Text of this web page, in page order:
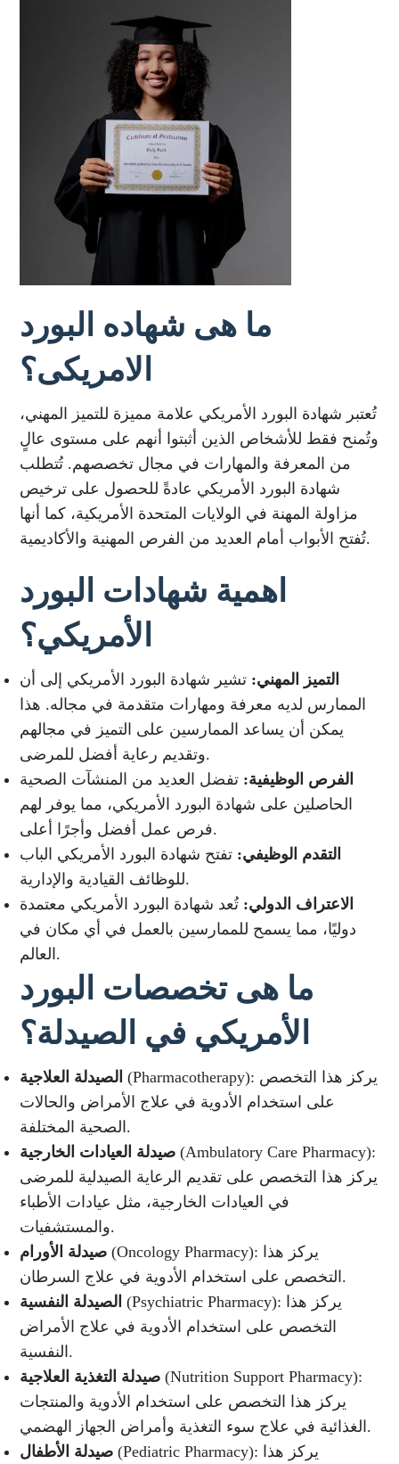
ما هى شهاده البورد
الامريكى؟
تُعتبر شهادة البورد الأمريكي علامة مميزة للتميز المهني،
وتُمنح فقط للأشخاص الذين أثبتوا أنهم على مستوى عالٍ
من المعرفة والمهارات في مجال تخصصهم. تُتطلب
شهادة البورد الأمريكي عادةً للحصول على ترخيص
مزاولة المهنة في الولايات المتحدة الأمريكية، كما أنها
تُفتح الأبواب أمام العديد من الفرص المهنية والأكاديمية.
اهمية شهادات البورد
الأمريكي؟
التميز المهني: تشير شهادة البورد الأمريكي إلى أن
الممارس لديه معرفة ومهارات متقدمة في مجاله. هذا
يمكن أن يساعد الممارسين على التميز في مجالهم
وتقديم رعاية أفضل للمرضى.
الفرص الوظيفية: تفضل العديد من المنشآت الصحية
الحاصلين على شهادة البورد الأمريكي، مما يوفر لهم
فرص عمل أفضل وأجرًا أعلى.
التقدم الوظيفي: تفتح شهادة البورد الأمريكي الباب
للوظائف القيادية والإدارية.
الاعتراف الدولي: تُعد شهادة البورد الأمريكي معتمدة
دوليًا، مما يسمح للممارسين بالعمل في أي مكان في
العالم.
ما هى تخصصات البورد
الأمريكي في الصيدلة؟
الصيدلة العلاجية (Pharmacotherapy): يركز هذا التخصص
على استخدام الأدوية في علاج الأمراض والحالات
الصحية المختلفة.
صيدلة العيادات الخارجية (Ambulatory Care Pharmacy):
يركز هذا التخصص على تقديم الرعاية الصيدلية للمرضى
في العيادات الخارجية، مثل عيادات الأطباء
والمستشفيات.
صيدلة الأورام (Oncology Pharmacy): يركز هذا
التخصص على استخدام الأدوية في علاج السرطان.
الصيدلة النفسية (Psychiatric Pharmacy): يركز هذا
التخصص على استخدام الأدوية في علاج الأمراض
النفسية.
صيدلة التغذية العلاجية (Nutrition Support Pharmacy):
يركز هذا التخصص على استخدام الأدوية والمنتجات
الغذائية في علاج سوء التغذية وأمراض الجهاز الهضمي.
صيدلة الأطفال (Pediatric Pharmacy): يركز هذا